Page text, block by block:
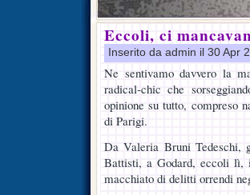
Eccoli, ci
Inserito da admin il 30 Apr
Ne sentivamo davvero la
radical-chic che
opinione su tutto, compreso
di Parigi.
Da Valeria Bruni Tedeschi,
Battisti, a Godard, eccoli
macchiato di delitti orrendi